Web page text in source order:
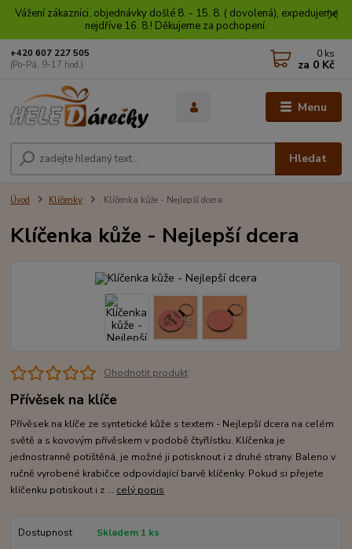
Vážení zákazníci, objednávky došlé 8. - 15. 8. ( dovolená), expedujeme
nejdříve 16. 8.! Děkujeme za pochopení.
Menu
Hledat
+420 607 227 505
(Po-Pá, 9-17 hod.)
0 ks
za 0 Kč
Úvod Klíčenky Klíčenka kůže - Nejlepší dcera
Klíčenka kůže - Nejlepší dcera
Ohodnotit produkt
Přívěsek na klíče
Přívěsek na klíče ze syntetické kůže s textem - Nejlepší dcera na celém
světě a s kovovým přívěskem v podobě čtyřlístku. Klíčenka je
jednostranně potištěná, je možné ji potisknout i z druhé strany. Baleno v
ručně vyrobené krabičce odpovídající barvě klíčenky. Pokud si přejete
klíčenku potiskout i z ... celý popis
Dostupnost Skladem 1 ks